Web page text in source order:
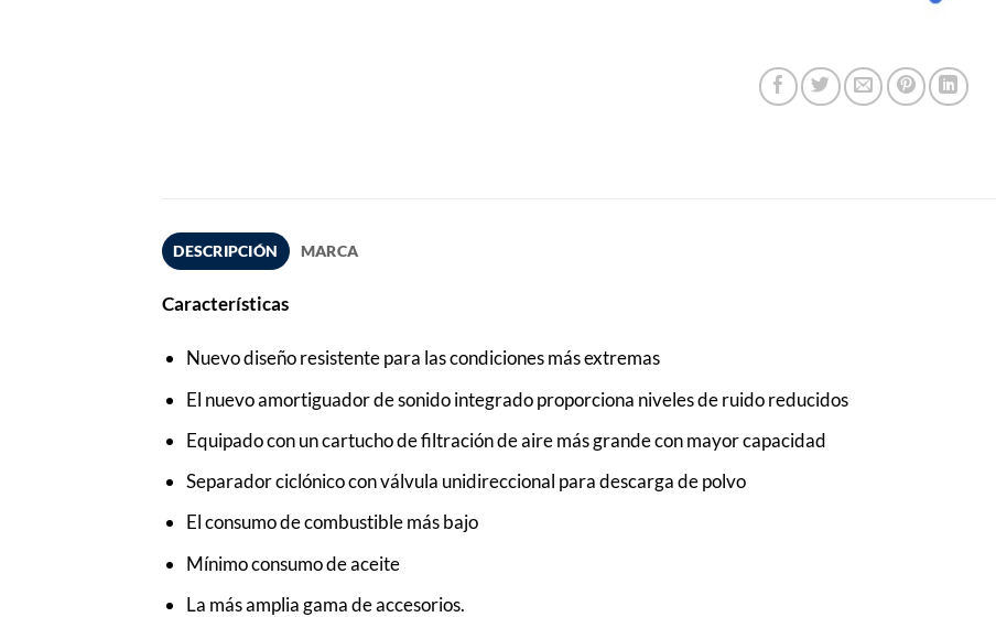
DESCRIPCIÓN MARCA
Características
Nuevo diseño resistente para las condiciones más extremas
El nuevo amortiguador de sonido integrado proporciona niveles de ruido reducidos
Equipado con un cartucho de filtración de aire más grande con mayor capacidad
Separador ciclónico con válvula unidireccional para descarga de polvo
El consumo de combustible más bajo
Mínimo consumo de aceite
La más amplia gama de accesorios.